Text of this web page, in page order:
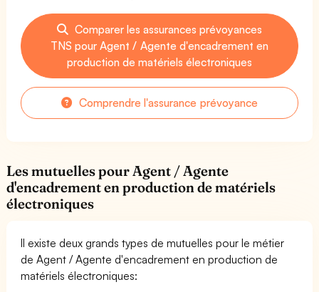
Comparer les assurances prévoyances
TNS pour Agent / Agente d'encadrement en
production de matériels électroniques
Comprendre l'assurance prévoyance
Les mutuelles pour Agent / Agente
d'encadrement en production de matériels
électroniques
Il existe deux grands types de mutuelles pour le métier
de Agent / Agente d'encadrement en production de
matériels électroniques: